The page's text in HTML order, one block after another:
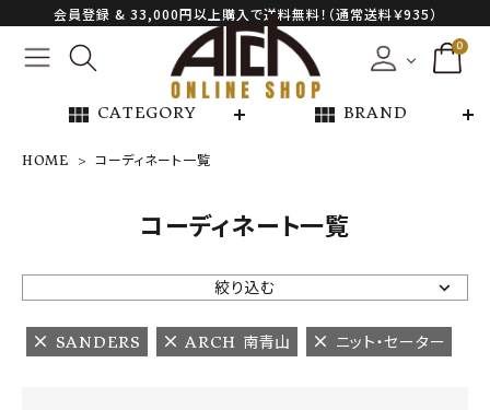
会員登録 & 33,000円以上購入で送料無料！（通常送料￥935）
0
view_module CATEGORY view_module BRAND
NEW ARRIVAL
ARCH EXCLUSIVE
BRAND
HOME コーディネート一覧
コーディネート一覧
絞り込む
SANDERS ARCH 南青山 ニット・セーター